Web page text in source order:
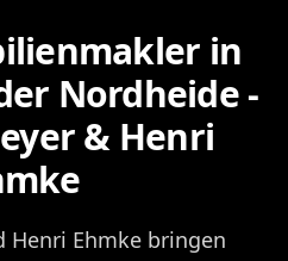
in
Nordheide -
& Henri
Henri Ehmke bringen